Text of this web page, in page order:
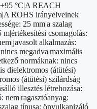
°C|A REACH
ROHS irányelveinek
25 mm|a szalag
m|értékesítési csomagolás:
alkalmazás:
megadva|maximális
normáknak: nincs
dielektromos (átütési)
(átütési) szilárdság
illesztés létrehozása:
nem|ragasztóanyag:
típusa: önvulkanizáló